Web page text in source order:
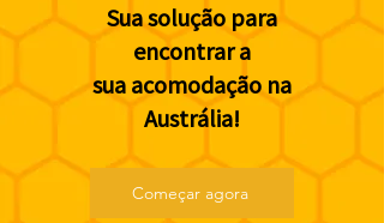
Sua solução para
encontrar a
sua acomodação na
Austrália!
Começar agora